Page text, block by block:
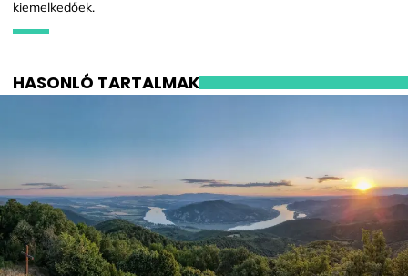
kiemelkedőek.
HASONLÓ TARTALMAK